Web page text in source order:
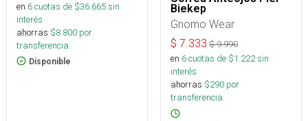
en 6cuotas de $36.665sin
interés
ahorras $8.800 por
transferencia.
Disponible
Biekep
Gnomo Wear
$ 7.333 $9.990
en 6cuotas de $1.222sin
interés
ahorras $290 por
transferencia.